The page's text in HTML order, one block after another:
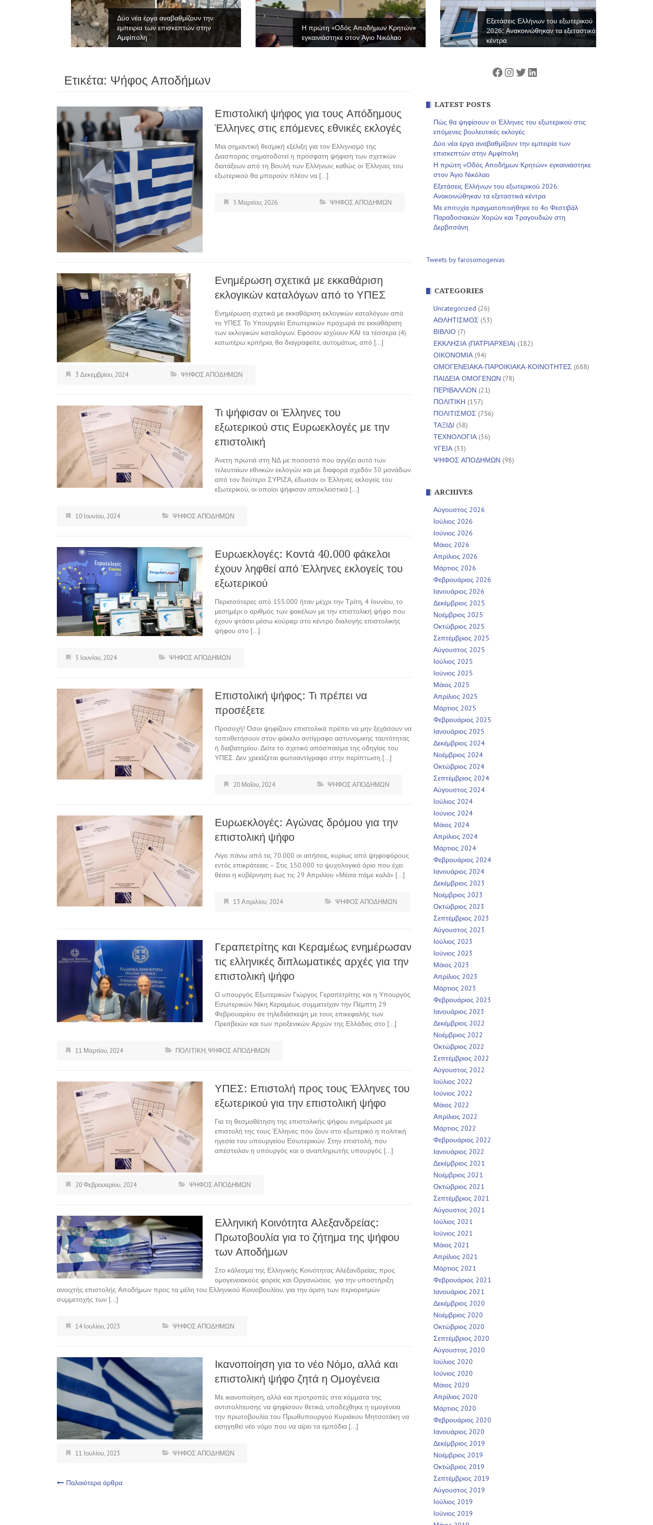
Δύο νέα έργα αναβαθμίζουν την
εμπειρία των επισκεπτών στην
Αμφίπολη
Η πρώτη «Οδός Αποδήμων Κρητών»
εγκαινιάστηκε στον Άγιο Νικόλαο
Εξετάσεις Ελλήνων του εξωτερικού
2026: Ανακοινώθηκαν τα εξεταστικά
κέντρα
Ετικέτα: Ψήφος Αποδήμων
Επιστολική ψήφος για τους Απόδημους
Έλληνες στις επόμενες εθνικές εκλογές
Μια σημαντική θεσμική εξέλιξη για τον Ελληνισμό της
Διασποράς σηματοδοτεί η πρόσφατη ψήφιση των σχετικών
διατάξεων από τη Βουλή των Ελλήνων, καθώς οι Έλληνες του
εξωτερικού θα μπορούν πλέον να […]
5 Μαρτίου, 2026 ΨΗΦΟΣ ΑΠΟΔΗΜΩΝ
Ενημέρωση σχετικά με εκκαθάριση
εκλογικών καταλόγων από το ΥΠΕΣ
Ενημέρωση σχετικά με εκκαθάριση εκλογικών καταλόγων από
το ΥΠΕΣ Το Υπουργείο Εσωτερικών προχωρά σε εκκαθάριση
των εκλογικών καταλόγων. Εφόσον ισχύουν ΚΑΙ τα τέσσερα (4)
κατωτέρω κριτήρια, θα διαγραφείτε, αυτομάτως, από […]
3 Δεκεμβρίου, 2024 ΨΗΦΟΣ ΑΠΟΔΗΜΩΝ
Τι ψήφισαν οι Έλληνες του
εξωτερικού στις Ευρωεκλογές με την
επιστολική
Άνετη πρωτιά στη ΝΔ με ποσοστό που αγγίζει αυτό των
τελευταίων εθνικών εκλογών και με διαφορά σχεδόν 30 μονάδων
από τον δεύτερο ΣΥΡΙΖΑ, έδωσαν οι Έλληνες εκλογείς του
εξωτερικού, οι οποίοι ψήφισαν αποκλειστικά […]
10 Ιουνίου, 2024 ΨΗΦΟΣ ΑΠΟΔΗΜΩΝ
Ευρωεκλογές: Κοντά 40.000 φάκελοι
έχουν ληφθεί από Έλληνες εκλογείς του
εξωτερικού
Περισσότερες από 155.000 ήταν μέχρι την Τρίτη, 4 Ιουνίου, το
μεσημέρι ο αριθμός των φακέλων με την επιστολική ψήφο που
έχουν φτάσει μέσω κούριερ στο κέντρο διαλογής επιστολικής
ψήφου στο […]
5 Ιουνίου, 2024 ΨΗΦΟΣ ΑΠΟΔΗΜΩΝ
Επιστολική ψήφος: Τι πρέπει να
προσέξετε
Προσοχή! Όσοι ψηφίζουν επιστολικά πρέπει να μην ξεχάσουν να
τοποθετήσουν στον φάκελο αντίγραφο αστυνομικης ταυτότητας
ή διαβατηρίου. Δείτε το σχετικό απόσπασμα της οδηγίας του
ΥΠΕΣ. Δεν χρειάζεται φωτοαντίγραφο στην περίπτωση […]
20 Μαΐου, 2024 ΨΗΦΟΣ ΑΠΟΔΗΜΩΝ
Ευρωεκλογές: Αγώνας δρόμου για την
επιστολική ψήφο
Λίγο πάνω από τις 70.000 οι αιτήσεις, κυρίως από ψηφοφόρους
εντός επικράτειας – Στις 150.000 το ψυχολογικό όριο που έχει
θέσει η κυβέρνηση έως τις 29 Απριλίου «Μέσα πάμε καλά» […]
13 Απριλίου, 2024 ΨΗΦΟΣ ΑΠΟΔΗΜΩΝ
Γεραπετρίτης και Κεραμέως ενημέρωσαν
τις ελληνικές διπλωματικές αρχές για την
επιστολική ψήφο
Ο υπουργός Εξωτερικών Γιώργος Γεραπετρίτης και η Υπουργός
Εσωτερικών Νίκη Κεραμέως συμμετείχαν την Πέμπτη 29
Φεβρουαρίου σε τηλεδιάσκεψη με τους επικεφαλής των
Πρεσβειών και των προξενικών Αρχών της Ελλάδας στο […]
11 Μαρτίου, 2024 ΠΟΛΙΤΙΚΗ, ΨΗΦΟΣ ΑΠΟΔΗΜΩΝ
ΥΠΕΣ: Επιστολή προς τους Έλληνες του
εξωτερικού για την επιστολική ψήφο
Για τη θεσμοθέτηση της επιστολικής ψήφου ενημέρωσε με
επιστολή της τους Έλληνες που ζουν στο εξωτερικό η πολιτική
ηγεσία του υπουργείου Εσωτερικών. Στην επιστολή, που
απέστειλαν η υπουργός και ο αναπληρωτής υπουργός […]
20 Φεβρουαρίου, 2024 ΨΗΦΟΣ ΑΠΟΔΗΜΩΝ
Ελληνική Κοινότητα Αλεξανδρείας:
Πρωτοβουλία για το ζήτημα της ψήφου
των Αποδήμων
Στο κάλεσμα της Ελληνικής Κοινότητας Αλεξανδρείας, προς
ομογενειακούς φορείς και Οργανώσεις για την υποστήριξη
ανοιχτής επιστολής Αποδήμων προς τα μέλη του Ελληνικού Κοινοβουλίου, για την άρση των περιορισμών
συμμετοχής των […]
14 Ιουλίου, 2023 ΨΗΦΟΣ ΑΠΟΔΗΜΩΝ
Ικανοποίηση για το νέο Νόμο, αλλά και
επιστολική ψήφο ζητά η Ομογένεια
Με ικανοποίηση, αλλά και προτροπές στα κόμματα της
αντιπολίτευσης να ψηφίσουν θετικά, υποδέχθηκε η ομογένεια
την πρωτοβουλία του Πρωθυπουργού Κυριάκου Μητσοτάκη να
εισηγηθεί νέο νόμο που να αίρει τα εμπόδια […]
11 Ιουλίου, 2023 ΨΗΦΟΣ ΑΠΟΔΗΜΩΝ
Πλοήγηση
Παλαιότερα άρθρα
Facebook
Instagram
Twitter
Linkedin
LATEST POSTS
Πώς θα ψηφίσουν οι Έλληνες του εξωτερικού στις
επόμενες βουλευτικές εκλογές
Δύο νέα έργα αναβαθμίζουν την εμπειρία των
επισκεπτών στην Αμφίπολη
Η πρώτη «Οδός Αποδήμων Κρητών» εγκαινιάστηκε
στον Άγιο Νικόλαο
Εξετάσεις Ελλήνων του εξωτερικού 2026:
Ανακοινώθηκαν τα εξεταστικά κέντρα
Με επιτυχία πραγματοποιήθηκε το 4ο Φεστιβάλ
Παραδοσιακών Χορών και Τραγουδιών στη
Δερβιτσάνη
Tweets by farosomogenias
CATEGORIES
Uncategorized (26)
ΑΘΛΗΤΙΣΜΟΣ (53)
ΒΙΒΛΙΟ (7)
ΕΚΚΛΗΣΙΑ (ΠΑΤΡΙΑΡΧΕΙΑ) (182)
ΟΙΚΟΝΟΜΙΑ(94)
ΟΜΟΓΕΝΕΙΑΚΑ-ΠΑΡΟΙΚΙΑΚΑ-ΚΟΙΝΟΤΗΤΕΣ (688)
ΠΑΙΔΕΙΑ ΟΜΟΓΕΝΩΝ (78)
ΠΕΡΙΒΑΛΛΟΝ (21)
ΠΟΛΙΤΙΚΗ (157)
ΠΟΛΙΤΙΣΜΟΣ (756)
ΤΑΞΙΔΙ (58)
ΤΕΧΝΟΛΟΓΙΑ(36)
ΥΓΕΙΑ(33)
ΨΗΦΟΣ ΑΠΟΔΗΜΩΝ (98)
ARCHIVES
Αύγουστος 2026
Ιούλιος 2026
Ιούνιος 2026
Μάιος 2026
Απρίλιος 2026
Μάρτιος 2026
Φεβρουάριος 2026
Ιανουάριος 2026
Δεκέμβριος 2025
Νοέμβριος 2025
Οκτώβριος 2025
Σεπτέμβριος 2025
Αύγουστος 2025
Ιούλιος 2025
Ιούνιος 2025
Μάιος 2025
Απρίλιος 2025
Μάρτιος 2025
Φεβρουάριος 2025
Ιανουάριος 2025
Δεκέμβριος 2024
Νοέμβριος 2024
Οκτώβριος 2024
Σεπτέμβριος 2024
Αύγουστος 2024
Ιούλιος 2024
Ιούνιος 2024
Μάιος 2024
Απρίλιος 2024
Μάρτιος 2024
Φεβρουάριος 2024
Ιανουάριος 2024
Δεκέμβριος 2023
Νοέμβριος 2023
Οκτώβριος 2023
Σεπτέμβριος 2023
Αύγουστος 2023
Ιούλιος 2023
Ιούνιος 2023
Μάιος 2023
Απρίλιος 2023
Μάρτιος 2023
Φεβρουάριος 2023
Ιανουάριος 2023
Δεκέμβριος 2022
Νοέμβριος 2022
Οκτώβριος 2022
Σεπτέμβριος 2022
Αύγουστος 2022
Ιούλιος 2022
Ιούνιος 2022
Μάιος 2022
Απρίλιος 2022
Μάρτιος 2022
Φεβρουάριος 2022
Ιανουάριος 2022
Δεκέμβριος 2021
Νοέμβριος 2021
Οκτώβριος 2021
Σεπτέμβριος 2021
Αύγουστος 2021
Ιούλιος 2021
Ιούνιος 2021
Μάιος 2021
Απρίλιος 2021
Μάρτιος 2021
Φεβρουάριος 2021
Ιανουάριος 2021
Δεκέμβριος 2020
Νοέμβριος 2020
Οκτώβριος 2020
Σεπτέμβριος 2020
Αύγουστος 2020
Ιούλιος 2020
Ιούνιος 2020
Μάιος 2020
Απρίλιος 2020
Μάρτιος 2020
Φεβρουάριος 2020
Ιανουάριος 2020
Δεκέμβριος 2019
Νοέμβριος 2019
Οκτώβριος 2019
Σεπτέμβριος 2019
Αύγουστος 2019
Ιούλιος 2019
Ιούνιος 2019